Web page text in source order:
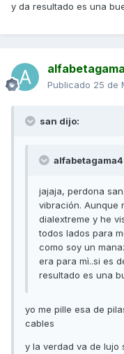
y da resultado es una
Publicado 25 de
san dijo:
jajaja, perdona
vibración. Aunque
dialextreme y he
todos lados para
como soy un
era para mì..si es
resultado es una
yo me pille esa de
cables
y la verdad va de lujo